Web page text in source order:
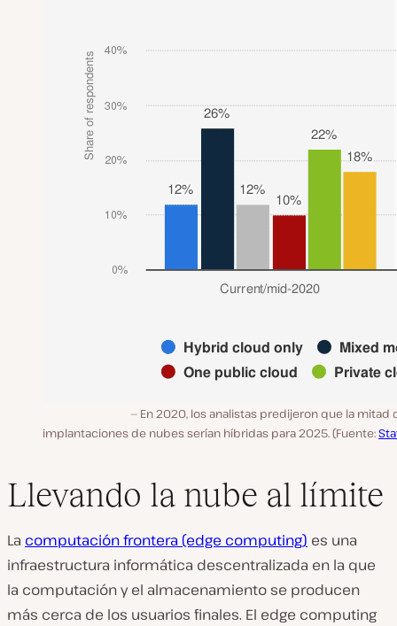
En 2020, los analistas predijeron que la mitad
implantaciones de nubes serían híbridas para 2025. (Fuente:
Llevando la nube al límite
La computación frontera (edge computing) es una
infraestructura informática descentralizada en la que
la computación y el almacenamiento se producen
más cerca de los usuarios finales. El edge computing